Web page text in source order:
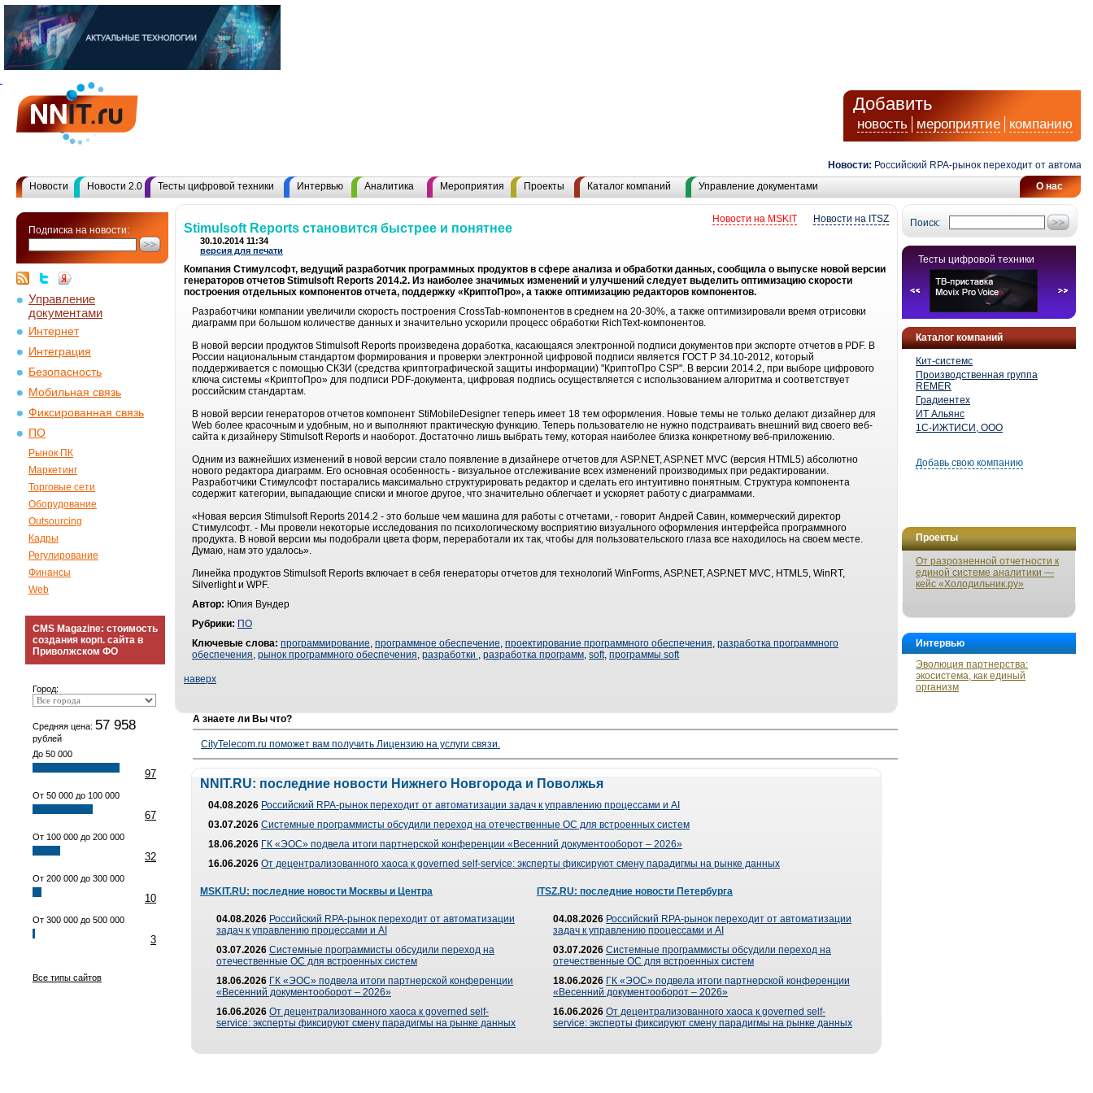
Добавить
новость мероприятие компанию
Новости: Российский RPA-рынок переходит от
О нас
Новости Новости 2.0 Тесты цифровой техники Интервью Аналитика Мероприятия Проекты Каталог компаний Управление документами
Подписка на новости:
Управление
документами
Интернет
Интеграция
Безопасность
Мобильная связь
Фиксированная связь
ПО
Рынок ПК
Маркетинг
Торговые сети
Оборудование
Outsourcing
Кадры
Регулирование
Финансы
Web
CMS Magazine: стоимость
создания корп. сайта в
Приволжском ФО
Город:
Средняя цена: 57 958
рублей
До 50 000
97
От 50 000 до 100 000
67
От 100 000 до 200 000
32
От 200 000 до 300 000
10
От 300 000 до 500 000
3
Все типы сайтов
Поиск:
Тесты цифровой техники
Каталог компаний
Кит-системс
Производственная группа
REMER
Градиентех
ИТ Альянс
1С-ИЖТИСИ, ООО
Добавь свою компанию
Проекты
От разрозненной отчетности к
единой системе аналитики —
кейс «Холодильник.ру»
Интервью
Эволюция партнерства:
экосистема, как единый
организм
Новости на ITSZ
Новости на MSKIT
Stimulsoft Reports становится быстрее и понятнее
30.10.2014 11:34
версия для печати
Компания Стимулсофт, ведущий разработчик программных продуктов в сфере анализа и обработки данных, сообщила о выпуске новой версии
генераторов отчетов Stimulsoft Reports 2014.2. Из наиболее значимых изменений и улучшений следует выделить оптимизацию скорости
построения отдельных компонентов отчета, поддержку «КриптоПро», а также оптимизацию редакторов компонентов.
Разработчики компании увеличили скорость построения CrossTab-компонентов в среднем на 20-30%, а также оптимизировали время отрисовки
диаграмм при большом количестве данных и значительно ускорили процесс обработки RichText-компонентов.
В новой версии продуктов Stimulsoft Reports произведена доработка, касающаяся электронной подписи документов при экспорте отчетов в PDF. В
России национальным стандартом формирования и проверки электронной цифровой подписи является ГОСТ Р 34.10-2012, который
поддерживается с помощью СКЗИ (средства криптографической защиты информации) "КриптоПро CSP". В версии 2014.2, при выборе цифрового
ключа системы «КриптоПро» для подписи PDF-документа, цифровая подпись осуществляется с использованием алгоритма и соответствует
российским стандартам.
В новой версии генераторов отчетов компонент StiMobileDesigner теперь имеет 18 тем оформления. Новые темы не только делают дизайнер для
Web более красочным и удобным, но и выполняют практическую функцию. Теперь пользователю не нужно подстраивать внешний вид своего веб-
сайта к дизайнеру Stimulsoft Reports и наоборот. Достаточно лишь выбрать тему, которая наиболее близка конкретному веб-приложению.
Одним из важнейших изменений в новой версии стало появление в дизайнере отчетов для ASP.NET, ASP.NET MVC (версия HTML5) абсолютно
нового редактора диаграмм. Его основная особенность - визуальное отслеживание всех изменений производимых при редактировании.
Разработчики Стимулсофт постарались максимально структурировать редактор и сделать его интуитивно понятным. Структура компонента
содержит категории, выпадающие списки и многое другое, что значительно облегчает и ускоряет работу с диаграммами.
«Новая версия Stimulsoft Reports 2014.2 - это больше чем машина для работы с отчетами, - говорит Андрей Савин, коммерческий директор
Стимулсофт. - Мы провели некоторые исследования по психологическому восприятию визуального оформления интерфейса программного
продукта. В новой версии мы подобрали цвета форм, переработали их так, чтобы для пользовательского глаза все находилось на своем месте.
Думаю, нам это удалось».
Линейка продуктов Stimulsoft Reports включает в себя генераторы отчетов для технологий WinForms, ASP.NET, ASP.NET MVC, HTML5, WinRT,
Silverlight и WPF.
Автор: Юлия Вундер
Рубрики: ПО
Ключевые слова: программирование, программное обеспечение, проектирование программного обеспечения, разработка программного
обеспечения, рынок программного обеспечения, разработки , разработка программ, soft, программы soft
наверх
А знаете ли Вы что?
CityTelecom.ru поможет вам получить Лицензию на услуги связи.
NNIT.RU: последние новости Нижнего Новгорода и Поволжья
04.08.2026 Российский RPA-рынок переходит от автоматизации задач к управлению процессами и AI
03.07.2026 Системные программисты обсудили переход на отечественные ОС для встроенных систем
18.06.2026 ГК «ЭОС» подвела итоги партнерской конференции «Весенний документооборот – 2026»
16.06.2026 От децентрализованного хаоса к governed self-service: эксперты фиксируют смену парадигмы на рынке данных
MSKIT.RU: последние новости Москвы и Центра
04.08.2026 Российский RPA-рынок переходит от автоматизации
задач к управлению процессами и AI
03.07.2026 Системные программисты обсудили переход на
отечественные ОС для встроенных систем
18.06.2026 ГК «ЭОС» подвела итоги партнерской конференции
«Весенний документооборот – 2026»
16.06.2026 От децентрализованного хаоса к governed self-
service: эксперты фиксируют смену парадигмы на рынке данных
ITSZ.RU: последние новости Петербурга
04.08.2026 Российский RPA-рынок переходит от автоматизации
задач к управлению процессами и AI
03.07.2026 Системные программисты обсудили переход на
отечественные ОС для встроенных систем
18.06.2026 ГК «ЭОС» подвела итоги партнерской конференции
«Весенний документооборот – 2026»
16.06.2026 От децентрализованного хаоса к governed self-
service: эксперты фиксируют смену парадигмы на рынке данных